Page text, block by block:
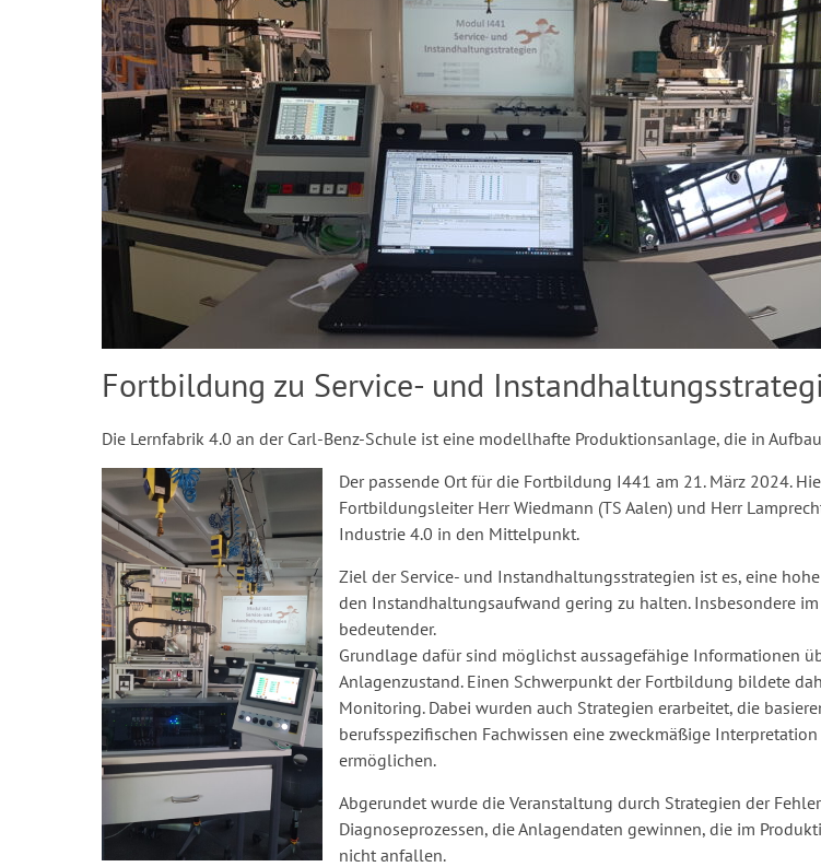
Fortbildung zu Service- und
Die Lernfabrik 4.0 an der Carl-Benz-Schule ist eine modell­hafte Produktions­anlage, die in
Der passende Ort für die Fortbildung I441 am 21. März 2024.
Fortbildungsleiter Herr Wiedmann (TS Aalen) und Herr
Industrie 4.0 in den Mittelpunkt.
Ziel der Service- und Instandhaltungsstrategien ist es, eine
den Instandhaltungsaufwand gering zu halten. Insbesondere
bedeutender.
Grundlage dafür sind möglichst aussagefähige Informationen
Anlagenzustand. Einen Schwerpunkt der Fortbildung bildete
Monitoring. Dabei wurden auch Strategien erarbeitet, die
berufsspezifischen Fachwissen eine zweckmäßige
ermöglichen.
Abgerundet wurde die Veranstaltung durch Strategien der
Diagnoseprozessen, die Anlagendaten gewinnen, die im
nicht anfallen.